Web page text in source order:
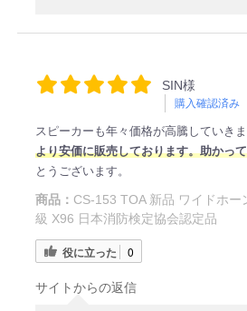
SIN様
購入確認済み
スピーカーも年々価格が高騰していきま
より安価に販売しております。助かっ
とうございます。
商品： CS-153 TOA 新品 ワイドホー
級 X96 日本消防検定協会認定品
役に立った 0
サイトからの返信